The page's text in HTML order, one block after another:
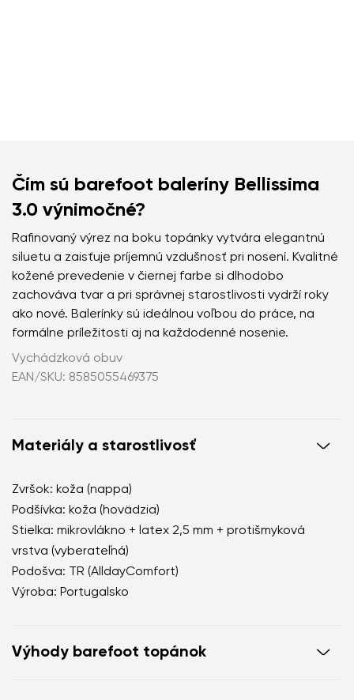
Čím sú barefoot baleríny Bellissima
3.0 výnimočné?
Rafinovaný výrez na boku topánky vytvára elegantnú
siluetu a zaisťuje príjemnú vzdušnosť pri nosení. Kvalitné
kožené prevedenie v čiernej farbe si dlhodobo
zachováva tvar a pri správnej starostlivosti vydrží roky
ako nové. Balerínky sú ideálnou voľbou do práce, na
formálne príležitosti aj na každodenné nosenie.
Vychádzková obuv
EAN/SKU: 8585055469375
Materiály a starostlivosť
Zvršok: koža (nappa)
Podšívka: koža (hovädzia)
Stielka: mikrovlákno + latex 2,5 mm + protišmyková
vrstva (vyberateľná)
Podošva: TR (AlldayComfort)
Výroba: Portugalsko
Výhody barefoot topánok